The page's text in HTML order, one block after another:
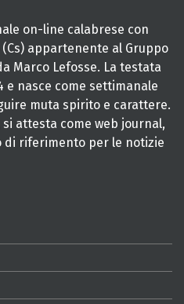
on-line calabrese con
appartenente al Gruppo
Marco Lefosse. La testata
e nasce come settimanale
muta spirito e carattere.
si attesta come web journal,
di riferimento per le notizie